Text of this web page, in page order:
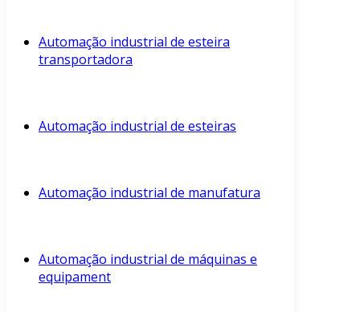
Automação industrial de esteira
transportadora
Automação industrial de esteiras
Automação industrial de manufatura
Automação industrial de máquinas e
equipament